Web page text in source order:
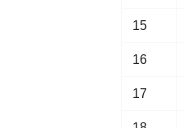
15
16
17